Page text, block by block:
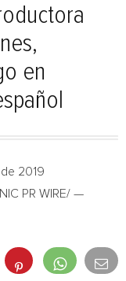
en
de 2019
PR WIRE/ —